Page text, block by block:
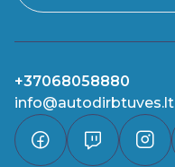
+37068058880
info@autodirbtuves.lt